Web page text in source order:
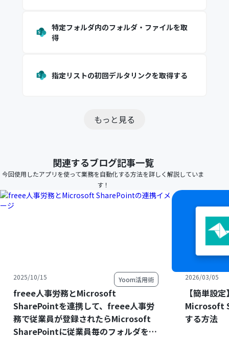
特定フォルダ内のフォルダ・ファイルを取
得
指定リストの初回デルタリンクを取得する
もっと見る
関連するブログ記事一覧
今回使用したアプリを使って業務を自動化する方法を詳しく解説していま
す！
2025/10/15 Yoom活用術
freee人事労務とMicrosoft
SharePointを連携して、freee人事労
務で従業員が登録されたらMicrosoft
SharePointに従業員毎のフォルダを作
2026/03/05
【簡単設
Microsoft
する方法